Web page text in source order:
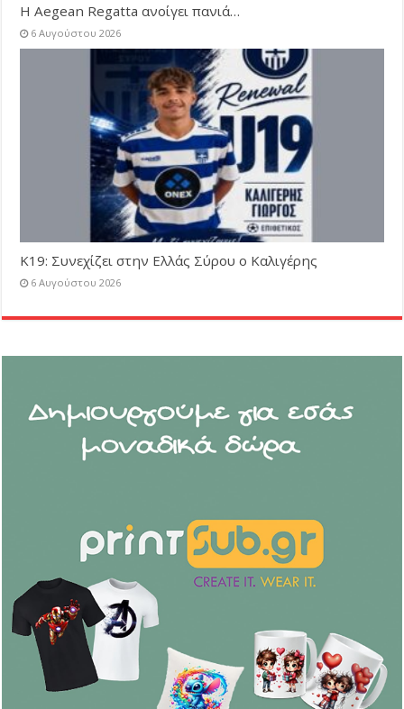
Η Aegean Regatta ανοίγει πανιά…
6 Αυγούστου 2026
Κ19: Συνεχίζει στην Ελλάς Σύρου ο Καλιγέρης
6 Αυγούστου 2026